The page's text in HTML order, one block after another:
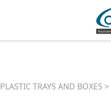
PLASTIC TRAYS AND BOXES >